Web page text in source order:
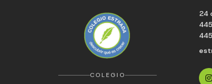
COLEGIO
24